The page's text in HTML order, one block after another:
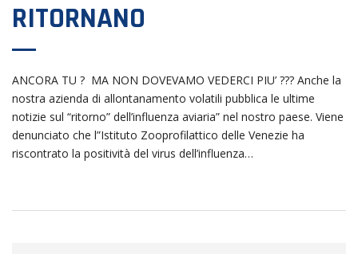
RITORNANO
ANCORA TU ? MA NON DOVEVAMO VEDERCI PIU’ ??? Anche la
nostra azienda di allontanamento volatili pubblica le ultime
notizie sul “ritorno” dell’influenza aviaria” nel nostro paese. Viene
denunciato che l”Istituto Zooprofilattico delle Venezie ha
riscontrato la positività del virus dell’influenza…